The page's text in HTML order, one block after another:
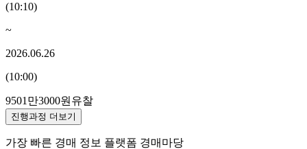
(10:10)
~
2026.06.26
(10:00)
9501만3000원 유찰
진행과정 더보기
가장 빠른 경매 정보 플랫폼 경매마당